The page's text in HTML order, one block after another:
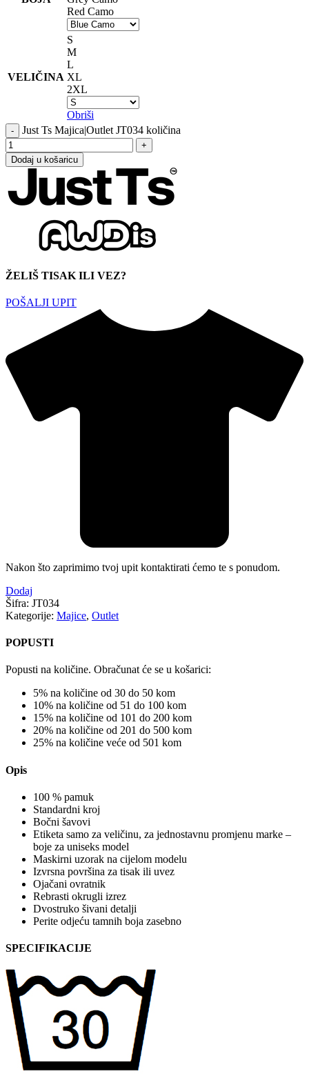
Red Camo
VELIČINA
S
M
L
XL
2XL
Obriši
Just Ts Majica|Outlet JT034 količina
Dodaj u košaricu
ŽELIŠ TISAK ILI VEZ?
POŠALJI UPIT
Nakon što zaprimimo tvoj upit kontaktirati ćemo te s ponudom.
Dodaj
Šifra: JT034
Kategorije: Majice, Outlet
POPUSTI
Popusti na količine. Obračunat će se u košarici:
5% na količine od 30 do 50 kom
10% na količine od 51 do 100 kom
15% na količine od 101 do 200 kom
20% na količine od 201 do 500 kom
25% na količine veće od 501 kom
Opis
100 % pamuk
Standardni kroj
Bočni šavovi
Etiketa samo za veličinu, za jednostavnu promjenu marke –
boje za uniseks model
Maskirni uzorak na cijelom modelu
Izvrsna površina za tisak ili uvez
Ojačani ovratnik
Rebrasti okrugli izrez
Dvostruko šivani detalji
Perite odjeću tamnih boja zasebno
SPECIFIKACIJE